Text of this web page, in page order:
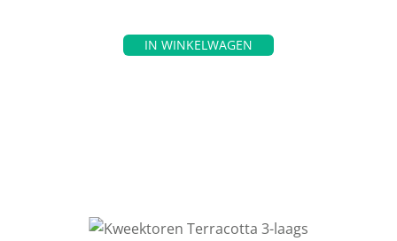
IN WINKELWAGEN